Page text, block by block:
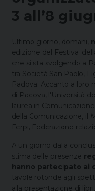
3 all’8
Ultimo giorno, domani,
edizione del Festival
che si sta svolgendo a
tra Società San Paolo,
Padova. Accanto a loro
di Padova, l'Università
laurea in
della Comunicazione, il
Ferpi, Federazione
A un giorno dalla
stima delle presenze
hanno partecipato ai
tavole rotonde agli
alla presentazione di